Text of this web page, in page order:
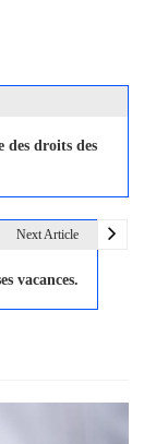
droits des
Next Article
vacances.